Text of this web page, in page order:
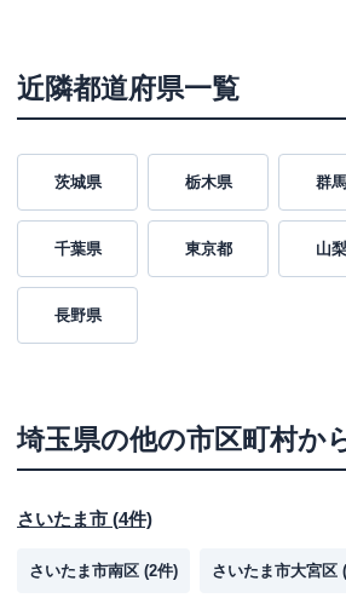
近隣都道府県一覧
茨城県 栃木県 群
千葉県 東京都 山
長野県
埼玉県の他の市区町村か
さいたま市 (4件)
さいたま市南区 (2件) さいたま市大宮区 (